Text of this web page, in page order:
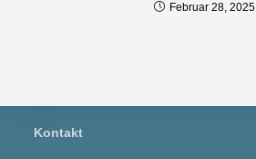
Februar 28, 2025
Kontakt